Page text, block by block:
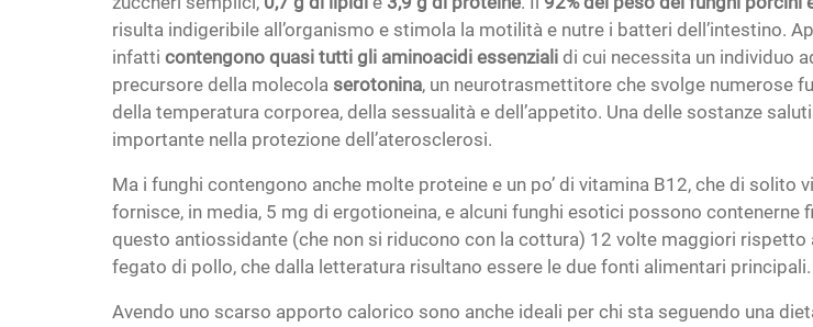
risulta indigeribile all’organismo e stimola la motilità e nutre i batteri dell’intestino.
infatti contengono quasi tutti gli aminoacidi essenziali di cui necessita un individuo
precursore della molecola serotonina, un neurotrasmettitore che svolge numerose
della temperatura corporea, della sessualità e dell’appetito. Una delle sostanze
importante nella protezione dell’aterosclerosi.
Ma i funghi contengono anche molte proteine e un po’ di vitamina B12, che di
fornisce, in media, 5 mg di ergotioneina, e alcuni funghi esotici possono
questo antiossidante (che non si riducono con la cottura) 12 volte maggiori
fegato di pollo, che dalla letteratura risultano essere le due fonti alimentari principali.
Avendo uno scarso apporto calorico sono anche ideali per chi sta seguendo una